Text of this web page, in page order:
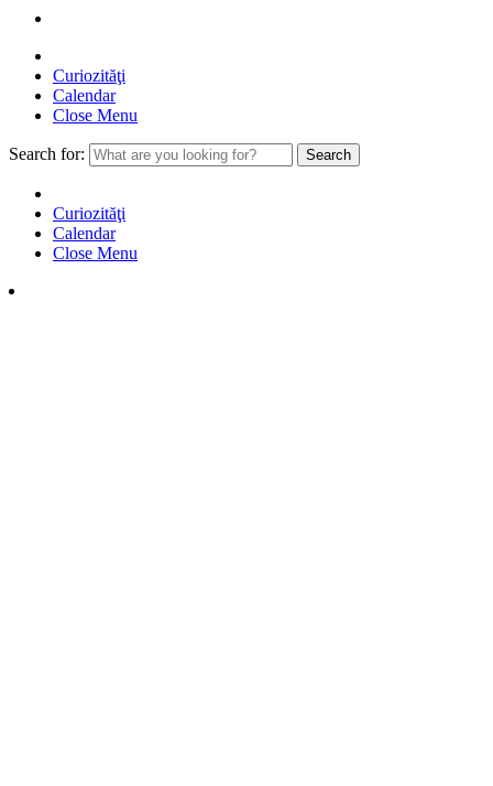
Curiozităţi
Calendar
Close Menu
Search for:
Curiozităţi
Calendar
Close Menu